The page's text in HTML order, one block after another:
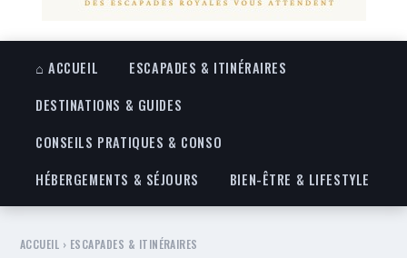
⌂ ACCUEIL
ESCAPADES & ITINÉRAIRES
DESTINATIONS & GUIDES
CONSEILS PRATIQUES & CONSO
HÉBERGEMENTS & SÉJOURS
BIEN-ÊTRE & LIFESTYLE
ACCUEIL › ESCAPADES & ITINÉRAIRES